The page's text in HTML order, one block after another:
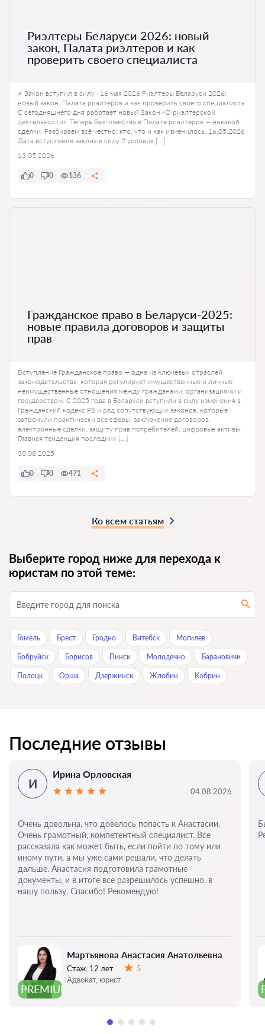
Риэлтеры Беларуси 2026: новый
закон, Палата риэлтеров и как
проверить своего специалиста
⚡ Закон вступил в силу · 16 мая 2026 Риэлтеры Беларуси 2026:
новый закон, Палата риэлтеров и как проверить своего специалиста
С сегодняшнего дня работает новый Закон «О риэлтерской
деятельности». Теперь без членства в Палате риэлтеров — никакой
сделки. Разбираем всё честно: кто, что и как изменилось. 16.05.2026
Дата вступления закона в силу 2 условия […]
13.05.2026
0 0 136
Гражданское право в Беларуси-2025:
новые правила договоров и защиты
прав
Вступление Гражданское право — одна из ключевых отраслей
законодательства, которая регулирует имущественные и личные
неимущественные отношения между гражданами, организациями и
государством. С 2025 года в Беларуси вступили в силу изменения в
Гражданский кодекс РБ и ряд сопутствующих законов, которые
затронули практически все сферы: заключение договоров,
электронные сделки, защиту прав потребителей, цифровые активы.
Главная тенденция последних […]
30.08.2025
0 0 471
Ко всем статьям
Выберите город ниже для перехода к
юристам по этой теме:
Гомель Брест Гродно Витебск Могилев
Бобруйск Борисов Пинск Молодечно Барановичи
Полоцк Орша Дзержинск Жлобин Кобрин
Последние отзывы
PREMIUM
Мартьянова Анастасия Анатольевна
Стаж: 12 лет
5
Адвокат, юрист
И
Ирина Орловская
04.08.2026
Очень довольна, что довелось попасть к Анастасии.
Очень грамотный, компетентный специалист. Все
рассказала как может быть, если пойти по тому или
иному пути, а мы уже сами решали, что делать
дальше. Анастасия подготовила грамотные
документы, и в итоге все разрешилось успешно, в
нашу пользу. Спасибо! Рекомендую!